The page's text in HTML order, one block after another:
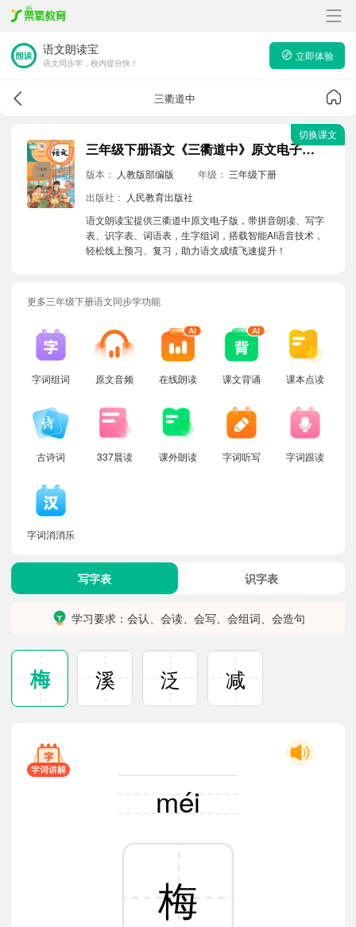
语文朗读宝
语文同步学，校内提分快！
立即体验
三衢道中
三年级下册语文《三衢道中》原文电子版带拼音朗读音频
版本： 人教版部编版 年级： 三年级下册
出版社：
人民教育出版社
语文朗读宝提供三衢道中原文电子版，带拼音朗读、写字
表、识字表、词语表，生字组词，搭载智能AI语音技术，
轻松线上预习、复习，助力语文成绩飞速提升！
切换课文
更多三年级下册语文同步学功能
字词组词 原文音频 在线朗读 课文背诵 课本点读
古诗词 337晨读 课外朗读 字词听写 字词跟读
字词消消乐
写字表 识字表
学习要求：会认、会读、会写、会组词、会造句
梅 溪 泛 减
méi
梅